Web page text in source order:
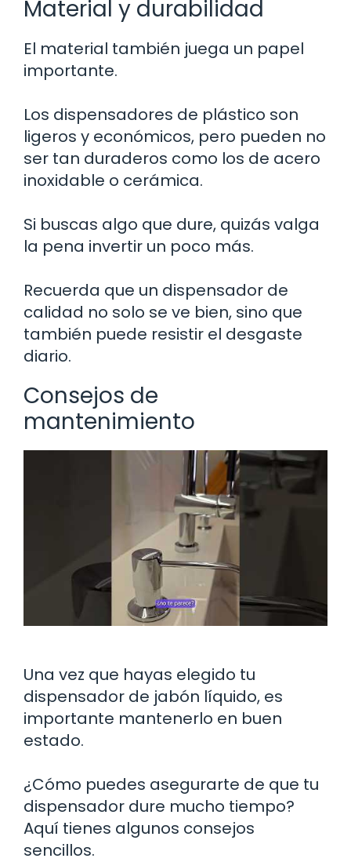
Material y durabilidad
El material también juega un papel
importante.
Los dispensadores de plástico son
ligeros y económicos, pero pueden no
ser tan duraderos como los de acero
inoxidable o cerámica.
Si buscas algo que dure, quizás valga
la pena invertir un poco más.
Recuerda que un dispensador de
calidad no solo se ve bien, sino que
también puede resistir el desgaste
diario.
Consejos de
mantenimiento
Una vez que hayas elegido tu
dispensador de jabón líquido, es
importante mantenerlo en buen
estado.
¿Cómo puedes asegurarte de que tu
dispensador dure mucho tiempo?
Aquí tienes algunos consejos
sencillos.